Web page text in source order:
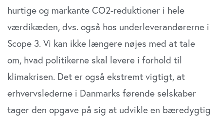
hurtige og markante CO2-reduktioner i hele
værdikæden, dvs. også hos underleverandørerne i
Scope 3. Vi kan ikke længere nøjes med at tale
om, hvad politikerne skal levere i forhold til
klimakrisen. Det er også ekstremt vigtigt, at
erhvervslederne i Danmarks førende selskaber
tager den opgave på sig at udvikle en bæredygtig